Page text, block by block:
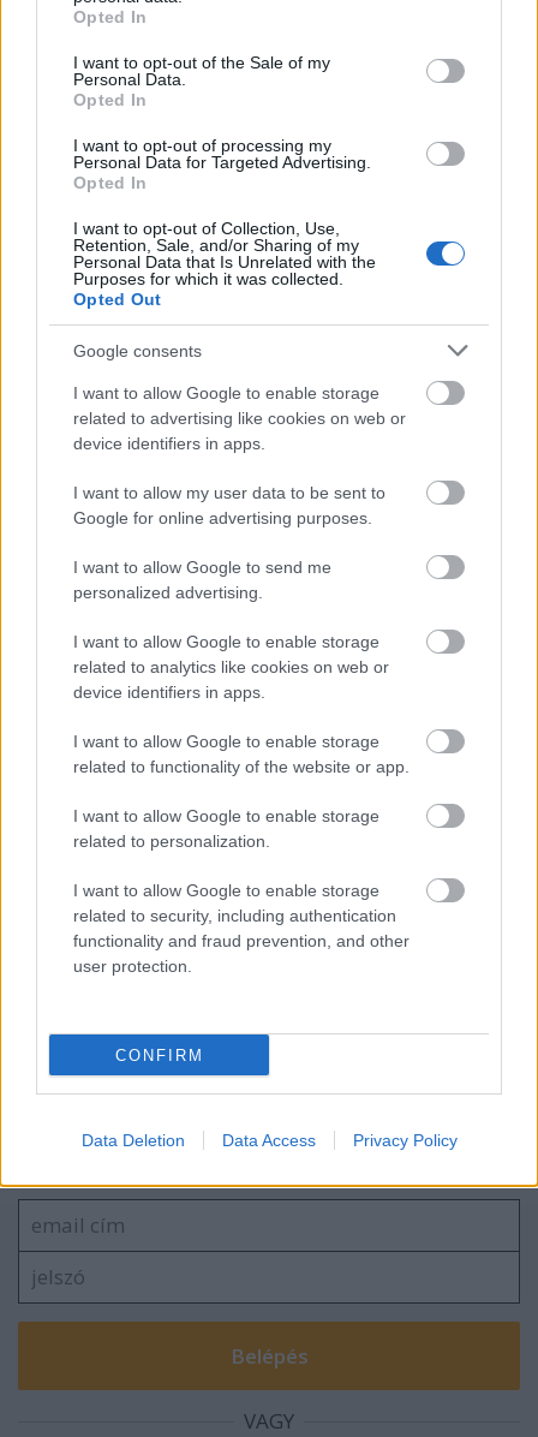
grant or deny consent to Google and its third-party tags to
use your data for below specified purposes in below Google
consent section.
Opted In
I want to opt-out of the Sale of my
Personal Data.
Opted In
I want to opt-out of processing my
Personal Data for Targeted Advertising.
Opted In
I want to opt-out of Collection, Use,
Retention, Sale, and/or Sharing of my
Personal Data that Is Unrelated with the
Purposes for which it was collected.
Opted Out
Google consents
I want to allow Google to enable storage
related to advertising like cookies on web or
device identifiers in apps.
I want to allow my user data to be sent to
Google for online advertising purposes.
I want to allow Google to send me
personalized advertising.
I want to allow Google to enable storage
related to analytics like cookies on web or
device identifiers in apps.
I want to allow Google to enable storage
related to functionality of the website or app.
I want to allow Google to enable storage
related to personalization.
I want to allow Google to enable storage
related to security, including authentication
functionality and fraud prevention, and other
user protection.
CONFIRM
Data Deletion Data Access Privacy Policy
hogy nincs ajtaja, csak egy függöny választja el a
behúzni, hogy egy résen ne lehetne belátni, továbbá
rettentően eldugott, csak kérdezősködés után
elsőre.
Címkék:ikea még vállalható
Ajánlott bejegyzések:
Elköltözünk!
Örökmozgó? Sajtkukac? Kisgyerek... -
Hogy bírjátok?
Apa születik. Apa születik?
Szólj hozzá!
VAGY